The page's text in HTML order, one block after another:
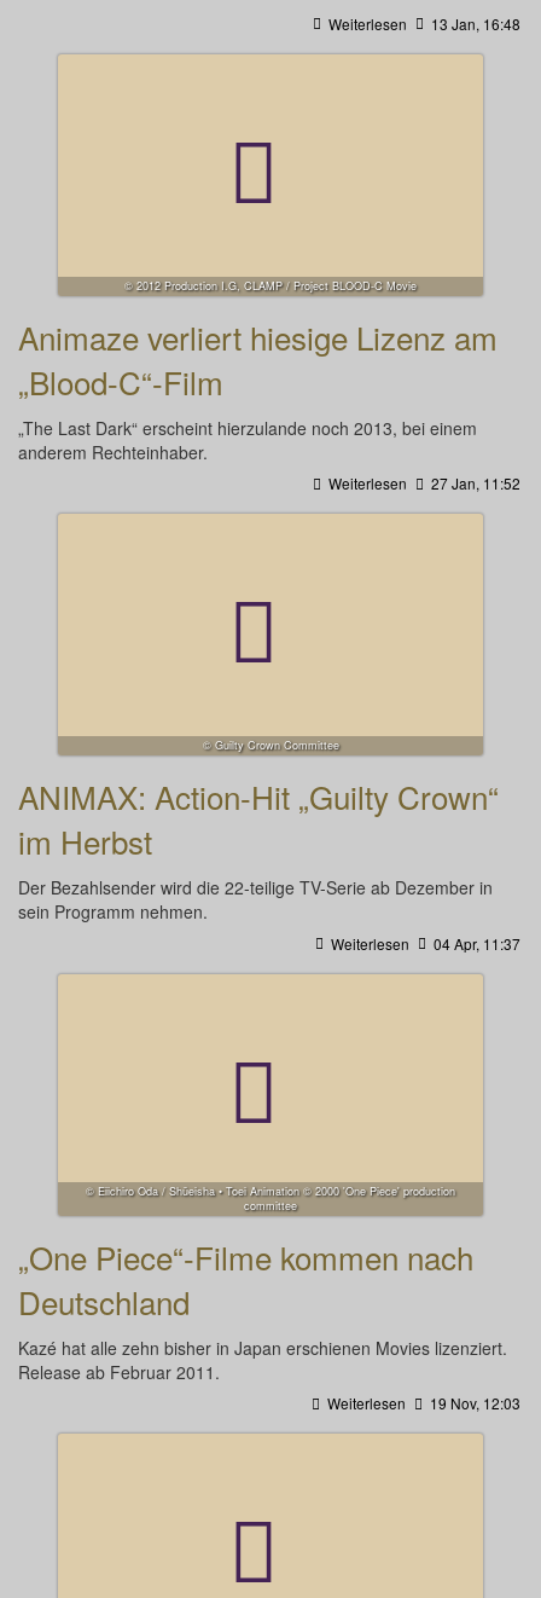
Weiterlesen 13 Jan, 16:48
© 2012 Production I.G, CLAMP / Project BLOOD-C Movie
Animaze verliert hiesige Lizenz am
„Blood-C“-Film
„The Last Dark“ erscheint hierzulande noch 2013, bei einem
anderem Rechteinhaber.
Weiterlesen 27 Jan, 11:52
© Guilty Crown Committee
ANIMAX: Action-Hit „Guilty Crown“
im Herbst
Der Bezahlsender wird die 22-teilige TV-Serie ab Dezember in
sein Programm nehmen.
Weiterlesen 04 Apr, 11:37
© Eiichiro Oda / Shūeisha • Toei Animation © 2000 'One Piece' production
committee
„One Piece“-Filme kommen nach
Deutschland
Kazé hat alle zehn bisher in Japan erschienen Movies lizenziert.
Release ab Februar 2011.
Weiterlesen 19 Nov, 12:03